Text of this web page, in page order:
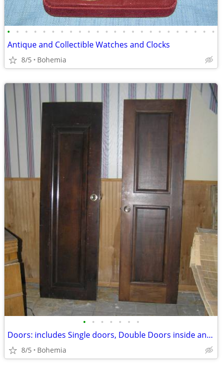
• • • • • • • • • • • • • • • • • • • • • • • •
Antique and Collectible Watches and Clocks
8/5 Bohemia
• • • • • • •
Doors: includes Single doors, Double Doors inside and out
8/5 Bohemia